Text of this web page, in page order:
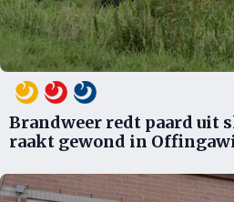
Brandweer redt paard uit
raakt gewond in